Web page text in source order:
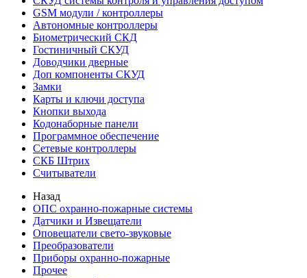
GSM модули / контроллеры
Автономные контроллеры
Биометрический СКД
Гостиничный СКУД
Доводчики дверные
Доп компоненты СКУД
Замки
Карты и ключи доступа
Кнопки выхода
Кодонаборные панели
Программное обеспечение
Сетевые контроллеры
СКБ Штрих
Считыватели
Назад
ОПС охранно-пожарные системы
Датчики и Извещатели
Оповещатели свето-звуковые
Преобразователи
Приборы охранно-пожарные
Прочее